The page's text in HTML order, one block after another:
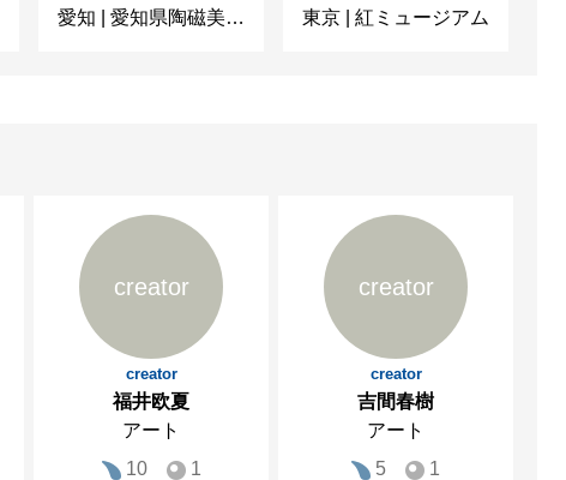
愛知
愛知県陶磁美術館
東京
紅ミュージアム
creator
creator
福井欧夏
アート
10
1
creator
creator
吉間春樹
アート
5
1